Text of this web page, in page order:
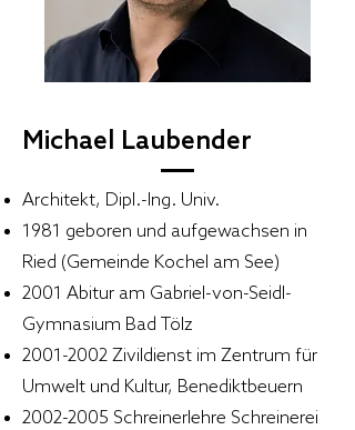
Michael Laubender
Architekt, Dipl.-Ing. Univ.
1981 geboren und aufgewachsen in
Ried (Gemeinde Kochel am See)
2001 Abitur am Gabriel-von-Seidl-
Gymnasium Bad Tölz
2001-2002 Zivildienst im Zentrum für
Umwelt und Kultur, Benediktbeuern
2002-2005 Schreinerlehre Schreinerei